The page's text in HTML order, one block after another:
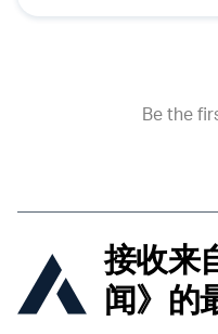
接收来
闻》的